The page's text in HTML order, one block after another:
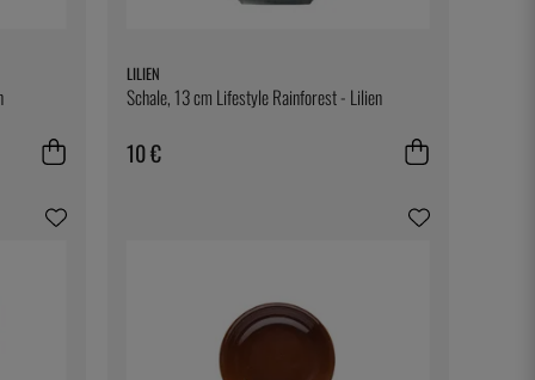
LILIEN
Schale, 13 cm Lifestyle Rainforest - Lilien
10 €